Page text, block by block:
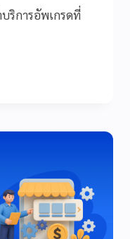
บริการอัพเกรดที่